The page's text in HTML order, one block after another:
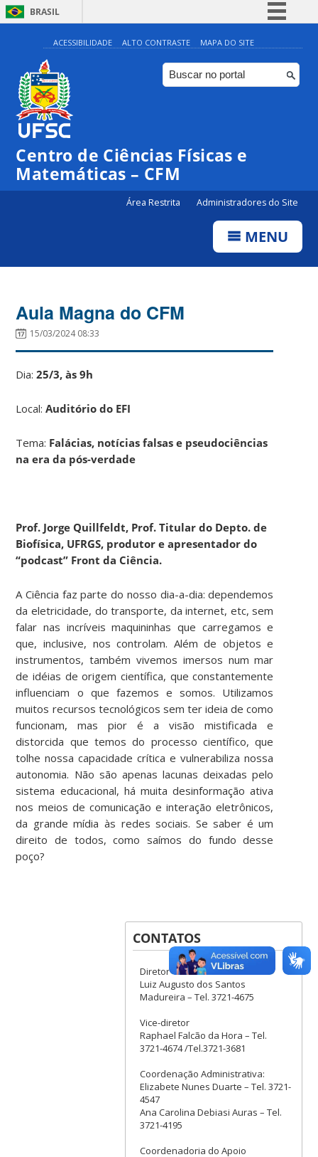
BRASIL
Simplifique!
Comunica BR
Participe
Canais
ACESSIBILIDADE ALTO CONTRASTE MAPA DO SITE
Centro de Ciências Físicas e
Matemáticas – CFM
Área Restrita Administradores do Site
MENU
Aula Magna do CFM
15/03/2024 08:33
Dia: 25/3, às 9h
Local: Auditório do EFI
Tema: Falácias, notícias falsas e pseudociências
na era da pós-verdade
Prof. Jorge Quillfeldt, Prof. Titular do Depto. de
Biofísica, UFRGS, produtor e apresentador do
“podcast” Front da Ciência.
A Ciência faz parte do nosso dia-a-dia: dependemos
da eletricidade, do transporte, da internet, etc, sem
falar nas incríveis maquininhas que carregamos e
que, inclusive, nos controlam. Além de objetos e
instrumentos, também vivemos imersos num mar
de idéias de origem científica, que constantemente
influenciam o que fazemos e somos. Utilizamos
muitos recursos tecnológicos sem ter ideia de como
funcionam, mas pior é a visão mistificada e
distorcida que temos do processo científico, que
tolhe nossa capacidade crítica e vulnerabiliza nossa
autonomia. Não são apenas lacunas deixadas pelo
sistema educacional, há muita desinformação ativa
nos meios de comunicação e interação eletrônicos,
da grande mídia às redes sociais. Se saber é um
direito de todos, como saímos do fundo desse
poço?
CONTATOS
Diretor
Luiz Augusto dos Santos
Madureira – Tel. 3721-4675
Vice-diretor
Raphael Falcão da Hora – Tel.
3721-4674 /Tel.3721-3681
Coordenação Administrativa:
Elizabete Nunes Duarte – Tel. 3721-
4547
Ana Carolina Debiasi Auras – Tel.
3721-4195
Coordenadoria do Apoio